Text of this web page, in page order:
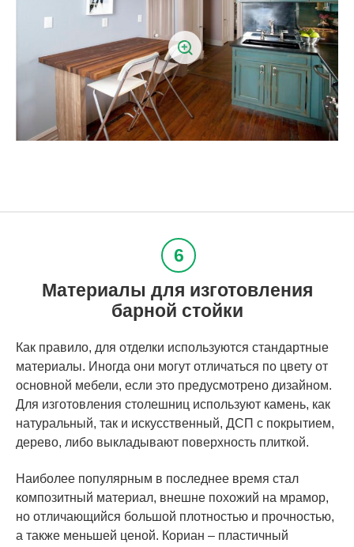
Материалы для изготовления
барной стойки
Как правило, для отделки используются стандартные
материалы. Иногда они могут отличаться по цвету от
основной мебели, если это предусмотрено дизайном.
Для изготовления столешниц используют камень, как
натуральный, так и искусственный, ДСП с покрытием,
дерево, либо выкладывают поверхность плиткой.
Наиболее популярным в последнее время стал
композитный материал, внешне похожий на мрамор,
но отличающийся большой плотностью и прочностью,
а также меньшей ценой. Кориан – пластичный